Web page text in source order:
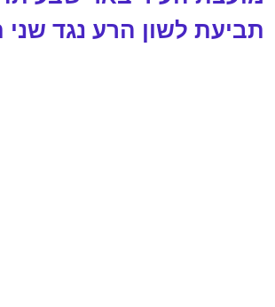
תביעת לשון הרע נגד שני